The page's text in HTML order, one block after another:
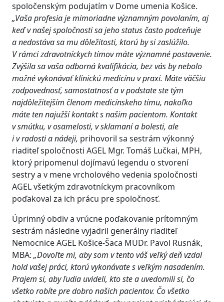
spoločenským podujatím v Dome umenia Košice.
„Vaša profesia je mimoriadne významným povolaním, aj
keď v našej spoločnosti sa jeho status často podceňuje
a nedostáva sa mu dôležitosti, ktorú by si zaslúžilo.
V rámci zdravotníckych tímov máte významné postavenie.
Zvýšila sa vaša odborná kvalifikácia, bez vás by nebolo
možné vykonávať klinickú medicínu v praxi. Máte väčšiu
zodpovednosť, samostatnosť a v podstate ste tým
najdôležitejším členom medicínskeho tímu, nakoľko
máte ten najužší kontakt s našim pacientom. Kontakt
v smútku, v osamelosti, v sklamaní a bolesti, ale
i v radosti a nádeji, prihovoril sa sestrám výkonný
riaditeľ spoločnosti AGEL Mgr. Tomáš Lučkai, MPH,
ktorý pripomenul dojímavú legendu o stvorení
sestry a v mene vrcholového vedenia spoločnosti
AGEL všetkým zdravotníckym pracovníkom
poďakoval za ich prácu pre spoločnosť.
Úprimný obdiv a vrúcne poďakovanie prítomným
sestrám následne vyjadril generálny riaditeľ
Nemocnice AGEL Košice-Šaca MUDr. Pavol Rusnák,
MBA: „Dovoľte mi, aby som v tento váš veľký deň vzdal
hold vašej práci, ktorú vykonávate s veľkým nasadením.
Prajem si, aby ľudia uvideli, kto ste a uvedomili si, čo
všetko robíte pre dobro našich pacientov. Čo všetko